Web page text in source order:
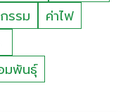
รรม
ค่าไฟ
มพันธุ์